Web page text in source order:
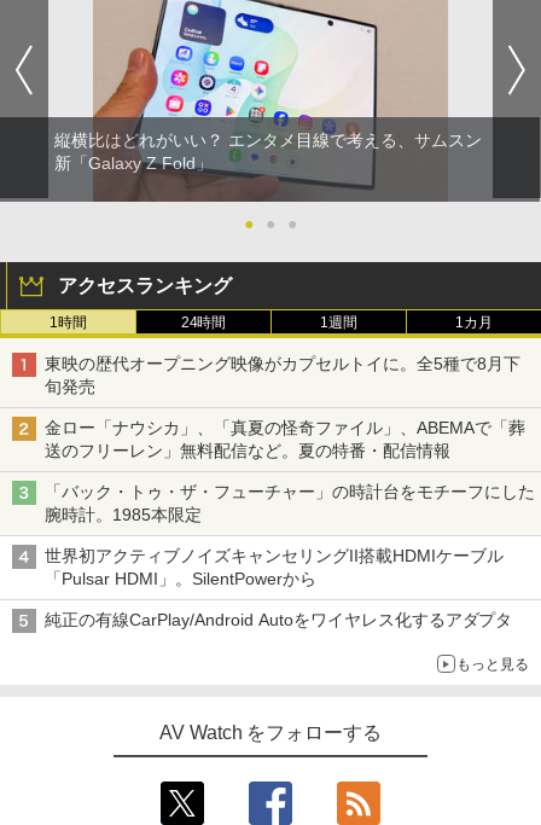
縦横比はどれがいい？ エンタメ目線で考える、サムスン
新「Galaxy Z Fold」
● ● ●
アクセスランキング
1時間 24時間 1週間 1カ月
東映の歴代オープニング映像がカプセルトイに。全5種で8月下
旬発売
金ロー「ナウシカ」、「真夏の怪奇ファイル」、ABEMAで「葬
送のフリーレン」無料配信など。夏の特番・配信情報
「バック・トゥ・ザ・フューチャー」の時計台をモチーフにした
腕時計。1985本限定
世界初アクティブノイズキャンセリングII搭載HDMIケーブル
「Pulsar HDMI」。SilentPowerから
純正の有線CarPlay/Android Autoをワイヤレス化するアダプタ
もっと見る
AV Watch をフォローする